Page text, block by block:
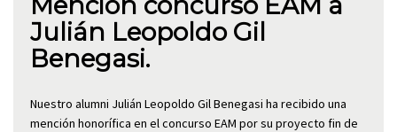
Julián Leopoldo Gil
Benegasi.
Nuestro alumni Julián Leopoldo Gil Benegasi ha recibido una
mención honorífica en el concurso EAM por su proyecto fin de